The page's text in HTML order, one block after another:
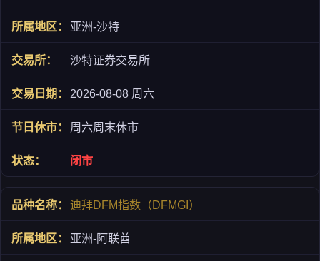
亚洲-沙特
沙特证券交易所
2026-08-08 周六
周六周末休市
闭市
迪拜DFM指数（DFMGI）
亚洲-阿联酋